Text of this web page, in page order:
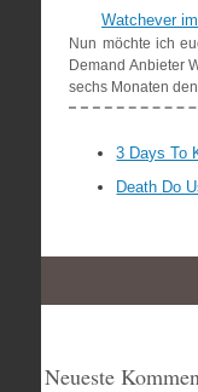
Watchever
Nun möchte ich
Demand Anbieter
sechs Monaten
3 Days To
Death Do
Neueste